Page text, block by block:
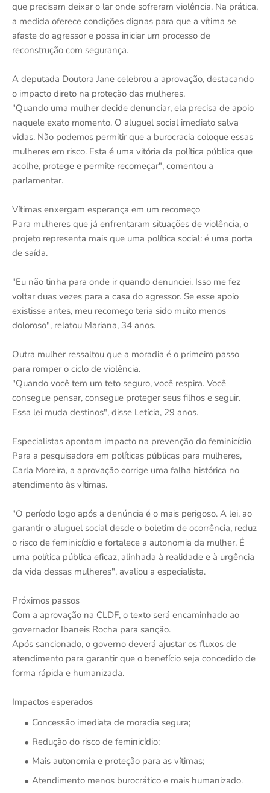
que precisam deixar o lar onde sofreram violência. Na prática,
a medida oferece condições dignas para que a vítima se
afaste do agressor e possa iniciar um processo de
reconstrução com segurança.
A deputada Doutora Jane celebrou a aprovação, destacando
o impacto direto na proteção das mulheres.
"Quando uma mulher decide denunciar, ela precisa de apoio
naquele exato momento. O aluguel social imediato salva
vidas. Não podemos permitir que a burocracia coloque essas
mulheres em risco. Esta é uma vitória da política pública que
acolhe, protege e permite recomeçar", comentou a
parlamentar.
Vítimas enxergam esperança em um recomeço
Para mulheres que já enfrentaram situações de violência, o
projeto representa mais que uma política social: é uma porta
de saída.
"Eu não tinha para onde ir quando denunciei. Isso me fez
voltar duas vezes para a casa do agressor. Se esse apoio
existisse antes, meu recomeço teria sido muito menos
doloroso", relatou Mariana, 34 anos.
Outra mulher ressaltou que a moradia é o primeiro passo
para romper o ciclo de violência.
"Quando você tem um teto seguro, você respira. Você
consegue pensar, consegue proteger seus filhos e seguir.
Essa lei muda destinos", disse Letícia, 29 anos.
Especialistas apontam impacto na prevenção do feminicídio
Para a pesquisadora em políticas públicas para mulheres,
Carla Moreira, a aprovação corrige uma falha histórica no
atendimento às vítimas.
"O período logo após a denúncia é o mais perigoso. A lei, ao
garantir o aluguel social desde o boletim de ocorrência, reduz
o risco de feminicídio e fortalece a autonomia da mulher. É
uma política pública eficaz, alinhada à realidade e à urgência
da vida dessas mulheres", avaliou a especialista.
Próximos passos
Com a aprovação na CLDF, o texto será encaminhado ao
governador Ibaneis Rocha para sanção.
Após sancionado, o governo deverá ajustar os fluxos de
atendimento para garantir que o benefício seja concedido de
forma rápida e humanizada.
Impactos esperados
Concessão imediata de moradia segura;
Redução do risco de feminicídio;
Mais autonomia e proteção para as vítimas;
Atendimento menos burocrático e mais humanizado.